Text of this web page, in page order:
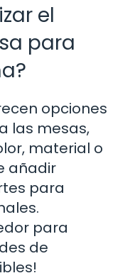
el
para
opciones
las mesas,
material o
añadir
para
para
de